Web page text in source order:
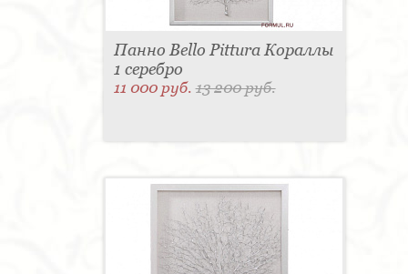
Панно Bello Pittura Кораллы
1 серебро
11 000 руб.13 200 руб.